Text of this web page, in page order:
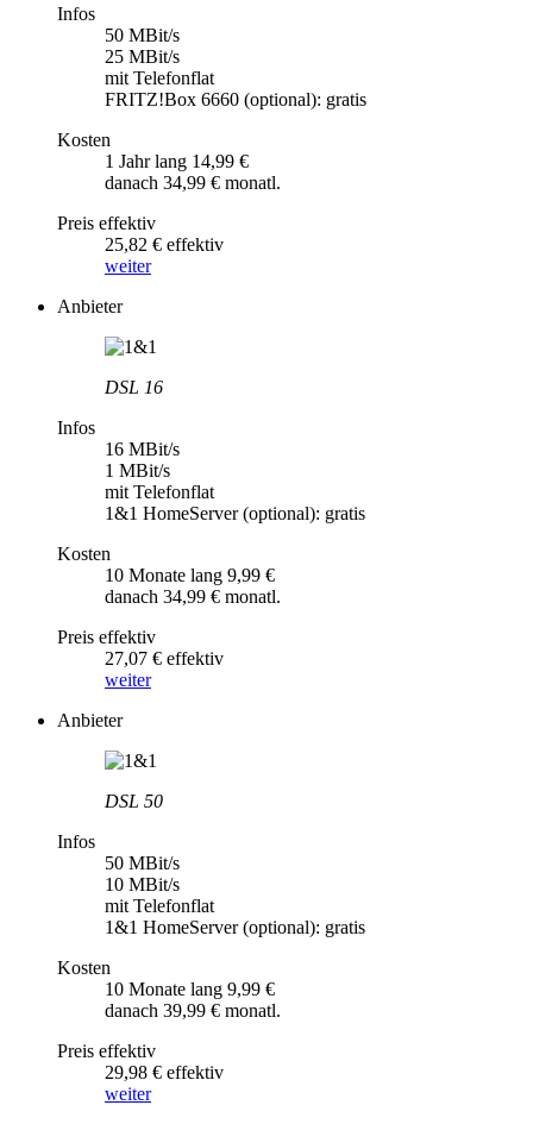
Infos
50 MBit/s
25 MBit/s
mit Telefonflat
FRITZ!Box 6660 (optional): gratis
Kosten
1 Jahr lang 14,99 €
danach 34,99 € monatl.
Preis effektiv
25,82 € effektiv
weiter
Anbieter
DSL 16
Infos
16 MBit/s
1 MBit/s
mit Telefonflat
1&1 HomeServer (optional): gratis
Kosten
10 Monate lang 9,99 €
danach 34,99 € monatl.
Preis effektiv
27,07 € effektiv
weiter
Anbieter
DSL 50
Infos
50 MBit/s
10 MBit/s
mit Telefonflat
1&1 HomeServer (optional): gratis
Kosten
10 Monate lang 9,99 €
danach 39,99 € monatl.
Preis effektiv
29,98 € effektiv
weiter